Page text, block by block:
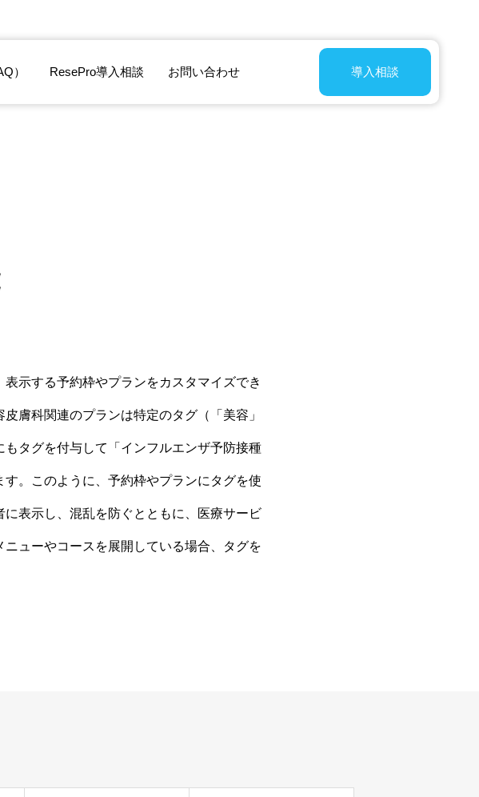
） ResePro導入相談 お問い合わせ 導入相談
示する予約枠やプランをカスタマイズでき
膚科関連のプランは特定のタグ（「美容」
タグを付与して「インフルエンザ予防接種
。このように、予約枠やプランにタグを使
表示し、混乱を防ぐとともに、医療サービ
ューやコースを展開している場合、タグを